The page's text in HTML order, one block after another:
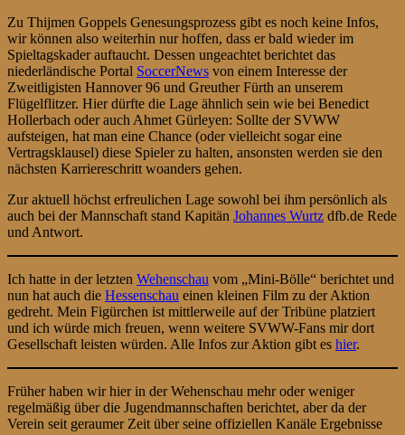
Zu Thijmen Goppels Genesungsprozess gibt es noch keine Infos,
wir können also weiterhin nur hoffen, dass er bald wieder im
Spieltagskader auftaucht. Dessen ungeachtet berichtet das
niederländische Portal SoccerNews von einem Interesse der
Zweitligisten Hannover 96 und Greuther Fürth an unserem
Flügelflitzer. Hier dürfte die Lage ähnlich sein wie bei Benedict
Hollerbach oder auch Ahmet Gürleyen: Sollte der SVWW
aufsteigen, hat man eine Chance (oder vielleicht sogar eine
Vertragsklausel) diese Spieler zu halten, ansonsten werden sie den
nächsten Karriereschritt woanders gehen.
Zur aktuell höchst erfreulichen Lage sowohl bei ihm persönlich als
auch bei der Mannschaft stand Kapitän Johannes Wurtz dfb.de Rede
und Antwort.
Ich hatte in der letzten Wehenschau vom „Mini-Bölle“ berichtet und
nun hat auch die Hessenschau einen kleinen Film zu der Aktion
gedreht. Mein Figürchen ist mittlerweile auf der Tribüne platziert
und ich würde mich freuen, wenn weitere SVWW-Fans mir dort
Gesellschaft leisten würden. Alle Infos zur Aktion gibt es hier.
Früher haben wir hier in der Wehenschau mehr oder weniger
regelmäßig über die Jugendmannschaften berichtet, aber da der
Verein seit geraumer Zeit über seine offiziellen Kanäle Ergebnisse